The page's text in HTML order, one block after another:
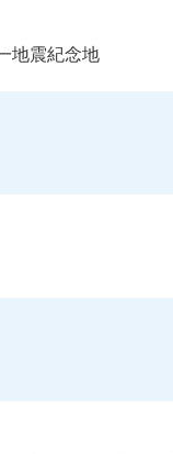
地震紀念地